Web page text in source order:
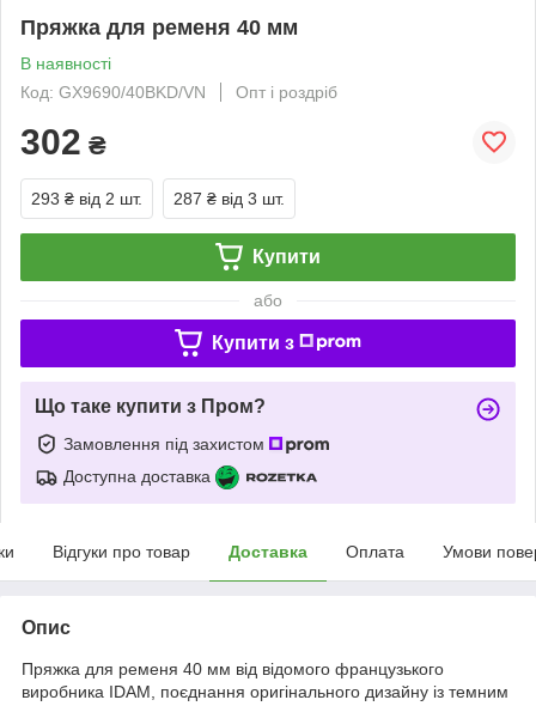
Пряжка для ременя 40 мм
В наявності
Код: GX9690/40BKD/VN
Опт і роздріб
302 ₴
293 ₴ від 2 шт. 287 ₴ від 3 шт.
Купити
або
Купити з
Що таке купити з Пром?
Замовлення під захистом
Доступна доставка
Відгуки про товар Доставка Оплата Умови
Опис
Пряжка для ременя 40 мм від відомого французького
виробника IDAM, поєднання оригінального дизайну із темним